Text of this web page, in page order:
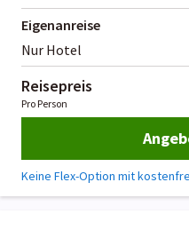
Eigenanreise
Nur Hotel
Reisepreis
Pro Person
Keine Flex-Option mit